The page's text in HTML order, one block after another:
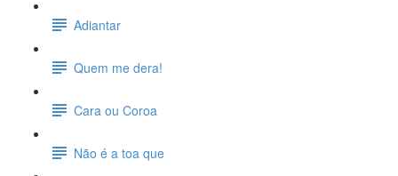
Adiantar
Quem me dera!
Cara ou Coroa
Não é a toa que